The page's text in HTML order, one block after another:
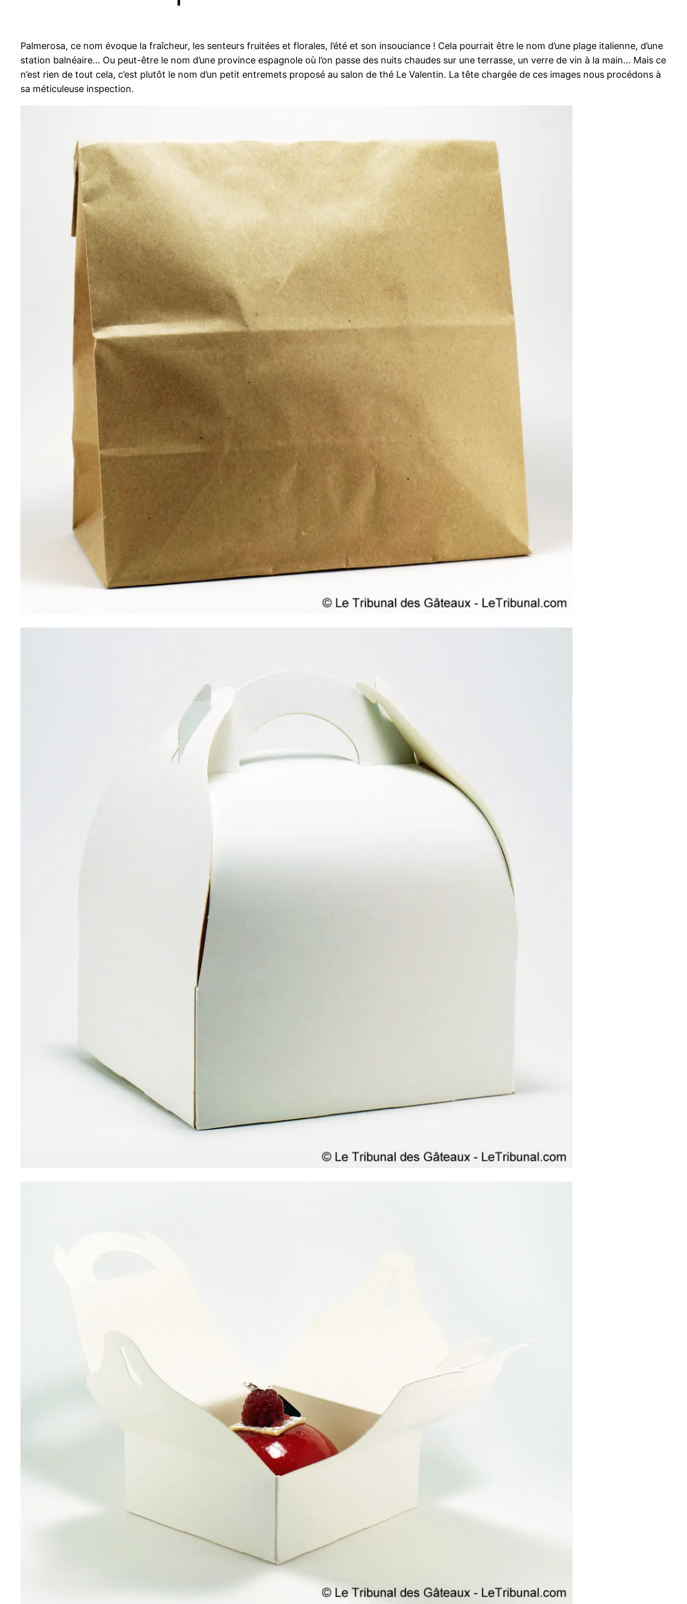
Palmerosa, ce nom évoque la fraîcheur, les senteurs fruitées et florales, l’été et son insouciance ! Cela pourrait être le nom d’une plage italienne, d’une
station balnéaire… Ou peut-être le nom d’une province espagnole où l’on passe des nuits chaudes sur une terrasse, un verre de vin à la main… Mais ce
n’est rien de tout cela, c’est plutôt le nom d’un petit entremets proposé au salon de thé Le Valentin. La tête chargée de ces images nous procédons à
sa méticuleuse inspection.